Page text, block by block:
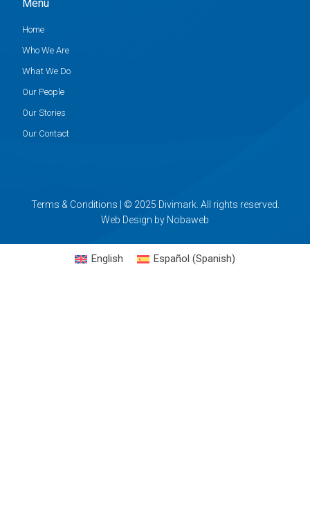
Menu
Home
Who We Are
What We Do
Our People
Our Stories
Our Contact
Terms & Conditions | © 2025 Divimark. All rights reserved.
Web Design by Nobaweb
English Español (Spanish)